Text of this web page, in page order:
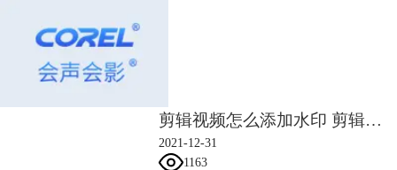
剪辑视频怎么添加水印 剪辑视频怎么去掉水印
2021-12-31
1163